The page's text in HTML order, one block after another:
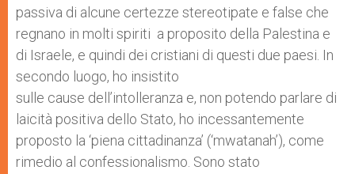
passiva di alcune certezze stereotipate e false che
regnano in molti spiriti a proposito della Palestina e
di Israele, e quindi dei cristiani di questi due paesi. In
secondo luogo, ho insistito
sulle cause dell’intolleranza e, non potendo parlare di
laicità positiva dello Stato, ho incessantemente
proposto la ‘piena cittadinanza’ (‘mwatanah’), come
rimedio al confessionalismo. Sono stato